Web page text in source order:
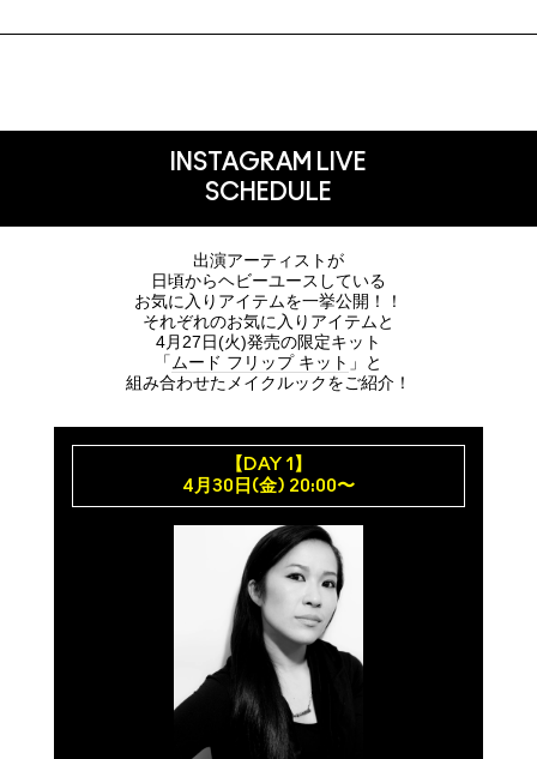
INSTAGRAM LIVE
SCHEDULE
出演アーティストが
日頃からヘビーユースしている
お気に入りアイテムを一挙公開！！
それぞれのお気に入りアイテムと
4月27日(火)発売の限定キット
「ムード フリップ キット 」と
組み合わせたメイクルックをご紹介！
【DAY 1】
4月30日(金) 20:00〜